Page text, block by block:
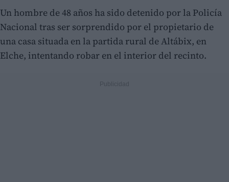
Un hombre de 48 años ha sido detenido por la Policía
Nacional tras ser sorprendido por el propietario de
una casa situada en la partida rural de Altábix, en
Elche, intentando robar en el interior del recinto.